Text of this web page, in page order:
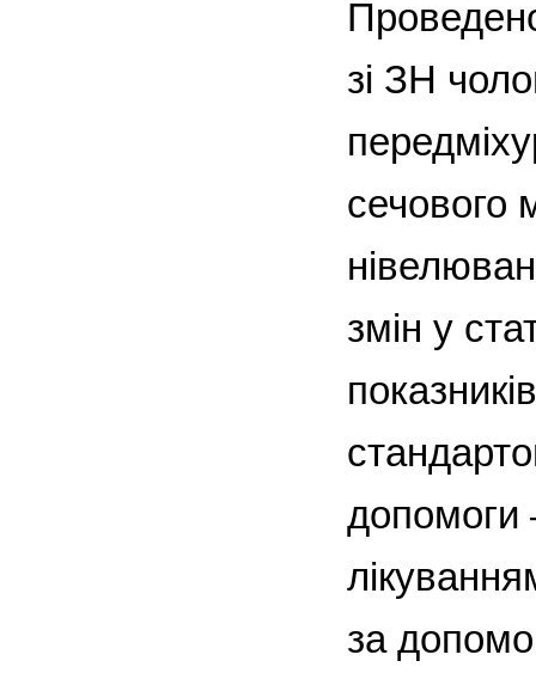
зі ЗН
сечового
змін у
допомоги
за